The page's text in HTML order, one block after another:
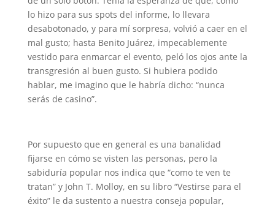
lo hizo para sus spots del informe, lo llevara
desabotonado, y para mí sorpresa, volvió a caer en el
mal gusto; hasta Benito Juárez, impecablemente
vestido para enmarcar el evento, peló los ojos ante la
transgresión al buen gusto. Si hubiera podido
hablar, me imagino que le habría dicho: “nunca
serás de casino”.
Por supuesto que en general es una banalidad
fijarse en cómo se visten las personas, pero la
sabiduría popular nos indica que “como te ven te
tratan” y John T. Molloy, en su libro “Vestirse para el
éxito” le da sustento a nuestra conseja popular,